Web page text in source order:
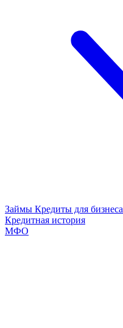
Займы Кредиты для бизнеса
Кредитная история
МФО